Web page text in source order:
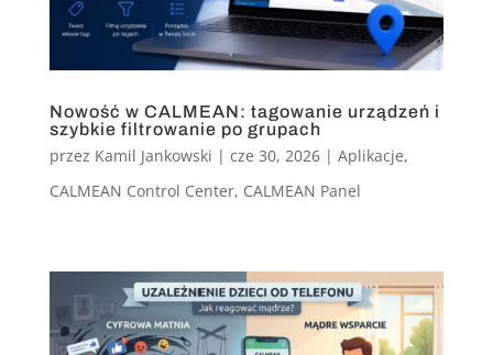
Nowość w CALMEAN: tagowanie urządzeń i
szybkie filtrowanie po grupach
przez Kamil Jankowski | cze 30, 2026| Aplikacje,
CALMEAN Control Center, CALMEAN Panel